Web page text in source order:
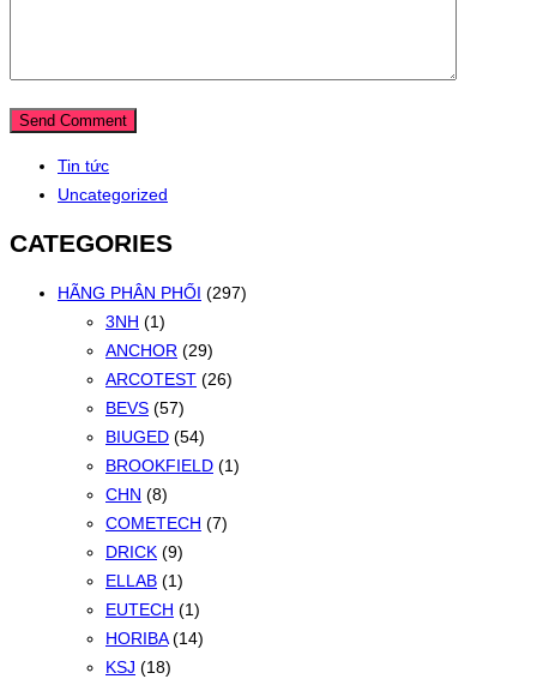
Tin tức
Uncategorized
CATEGORIES
HÃNG PHÂN PHỐI (297)
3NH (1)
ANCHOR (29)
ARCOTEST (26)
BEVS (57)
BIUGED (54)
BROOKFIELD (1)
CHN (8)
COMETECH (7)
DRICK (9)
ELLAB (1)
EUTECH (1)
HORIBA (14)
KSJ (18)